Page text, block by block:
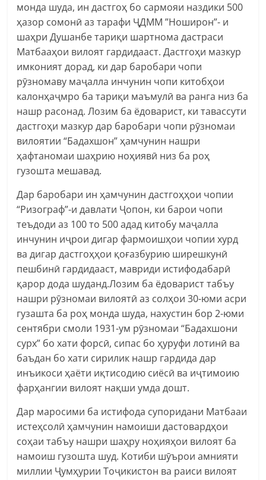
монда шуда, ин дастгоҳ бо сармояи наздики 500
ҳазор сомонӣ аз тарафи ҶДММ ”Ноширон”- и
шаҳри Душанбе тариқи шартнома дастраси
Матбааҳои вилоят гардидааст. Дастгоҳи мазкур
имконият дорад, ки дар баробари чопи
рӯзномаву маҷалла инчунин чопи китобҳои
калонҳаҷмро ба тариқи маъмулӣ ва ранга низ ба
нашр расонад. Лозим ба ёдоварист, ки тавассути
дастгоҳи мазкур дар баробари чопи рӯзномаи
вилоятии “Бадахшон” ҳамчунин нашри
ҳафтаномаи шаҳрию ноҳиявӣ низ ба роҳ
гузошта мешавад.
Дар баробари ин ҳамчунин дастгоҳҳои чопии
“Ризограф”-и давлати Ҷопон, ки барои чопи
теъдоди аз 100 то 500 адад китобу маҷалла
инчунин иҷрои дигар фармоишҳои чопии хурд
ва дигар дастгоҳҳои қоғазбурию ширешкунӣ
пешбинӣ гардидааст, мавриди истифодабарӣ
қарор дода шуданд.Лозим ба ёдоварист табъу
нашри рӯзномаи вилоятӣ аз солҳои 30-юми асри
гузашта ба роҳ монда шуда, нахустин бор 2-юми
сентябри смоли 1931-ум рӯзномаи “Бадахшони
сурх” бо хати форсӣ, сипас бо ҳуруфи лотинӣ ва
баъдан бо хати сирилик нашр гардида дар
инъикоси ҳаёти иқтисодию сиёсӣ ва иҷтимоию
фарҳангии вилоят нақши умда дошт.
Дар маросими ба истифода супоридани Матбааи
истеҳсолӣ ҳамчунин намоиши дастовардҳои
соҳаи табъу нашри шаҳру ноҳияҳои вилоят ба
намоиш гузошта шуд. Котиби шӯърои амнияти
миллии Ҷумҳурии Тоҷикистон ва раиси вилоят